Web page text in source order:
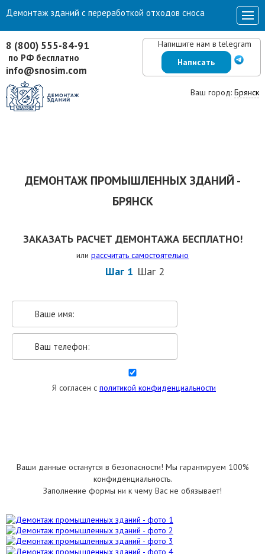
8 (800) 555-84-91
по РФ бесплатно
info@snosim.com
Напишите нам в telegram
Написать
Ваш город: Брянск
Демонтаж зданий с переработкой отходов сноса
ДЕМОНТАЖ ПРОМЫШЛЕННЫХ ЗДАНИЙ -
БРЯНСК
ЗАКАЗАТЬ РАСЧЕТ ДЕМОНТАЖА БЕСПЛАТНО!
или рассчитать самостоятельно
Шаг 1 Шаг 2
Я согласен с политикой конфиденциальности
Ваши данные останутся в безопасности! Мы гарантируем 100%
конфиденциальность.
Заполнение формы ни к чему Вас не обязывает!